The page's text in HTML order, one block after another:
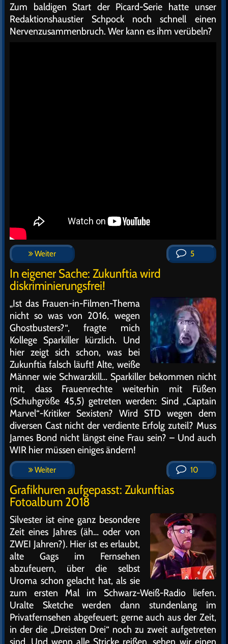
Zum baldigen Start der Picard-Serie hatte unser
Redaktionshaustier Schpock noch schnell einen
Nervenzusammenbruch. Wer kann es ihm verübeln?
Weiter 5
In eigener Sache: Zukunftia wird
diskriminierungsfrei!
„Ist das Frauen-in-Filmen-Thema
nicht so was von 2016, wegen
Ghostbusters?“, fragte mich
Kollege Sparkiller kürzlich. Und
hier zeigt sich schon, was bei
Zukunftia falsch läuft! Alte, weiße
Männer wie Schwarzkill… Sparkiller bekommen nicht
mit, dass Frauenrechte weiterhin mit Füßen
(Schuhgröße 45,5) getreten werden: Sind „Captain
Marvel“-Kritiker Sexisten? Wird STD wegen dem
diversen Cast nicht der verdiente Erfolg zuteil? Muss
James Bond nicht längst eine Frau sein? – Und auch
WIR hier müssen einiges ändern!
Weiter 10
Grafikhuren aufgepasst: Zukunftias
Fotoalbum 2018
Silvester ist eine ganz besondere
Zeit eines Jahres (äh… oder von
ZWEI Jahren?). Hier ist es erlaubt,
alte Gags im Fernsehen
abzufeuern, über die selbst
Uroma schon gelacht hat, als sie
zum ersten Mal im Schwarz-Weiß-Radio liefen.
Uralte Sketche werden dann stundenlang im
Privatfernsehen abgefeuert; gerne auch aus der Zeit,
in der die „Dreisten Drei“ noch zu zweit aufgetreten
sind. Und wenn alle Stricke reißen, sehen wir einen